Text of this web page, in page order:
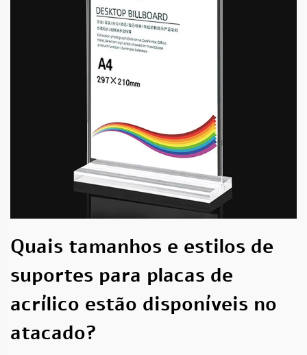
Quais tamanhos e estilos de
suportes para placas de
acrílico estão disponíveis no
atacado?